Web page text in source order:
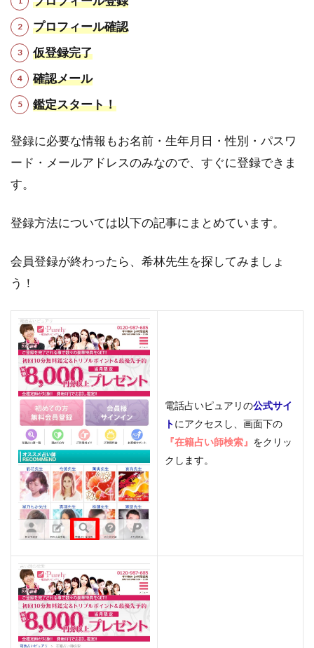
プロフィール確認
仮登録完了
確認メール
鑑定スタート！
登録に必要な情報もお名前・生年月日・性別・パスワ
ード・メールアドレスのみなので、すぐに登録できま
す。
登録方法については以下の記事にまとめています。
会員登録が終わったら、希林先生を探してみましょ
う！
電話占いピュアリの公式サイ
トにアクセスし、画面下の
『在籍占い師検索』 をクリッ
クします。